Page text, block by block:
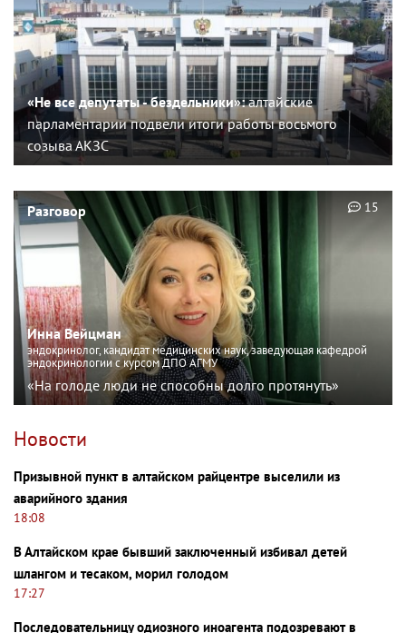
«Не все депутаты - бездельники»:алтайские
парламентарии подвели итоги работы восьмого
созыва АКЗС
Разговор
Инна Вейцман
эндокринолог, кандидат медицинских наук, заведующая кафедрой
эндокринологии с курсом ДПО АГМУ
«На голоде люди не способны долго протянуть»
15
Новости
Призывной пункт в алтайском райцентре выселили из
аварийного здания
18:08
В Алтайском крае бывший заключенный избивал детей
шлангом и тесаком, морил голодом
17:27
Последовательницу одиозного иноагента подозревают в